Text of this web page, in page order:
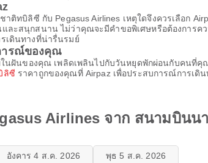
ติทบิลิซี กับ Pegasus Airlines เหตุใดจึงควรเลือก
ละสนุกสนาน ไม่ว่าคุณจะมีคำขอพิเศษหรือต้องการค
เดินทางที่น่ารื่นรมย์
ารณ์ของคุณ
นฝันของคุณ เพลิดเพลินไปกับวันหยุดพักผ่อนกับคนที่คุ
ลิซี ราคาถูกของคุณที่ Airpaz เพื่อประสบการณ์การเดิ
Airlines จาก สนามบิน
อังคาร 4 ส.ค. 2026 พุธ 5 ส.ค. 2026